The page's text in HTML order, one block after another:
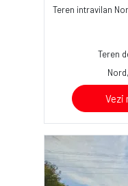
Teren intravilan
Teren
Vezi